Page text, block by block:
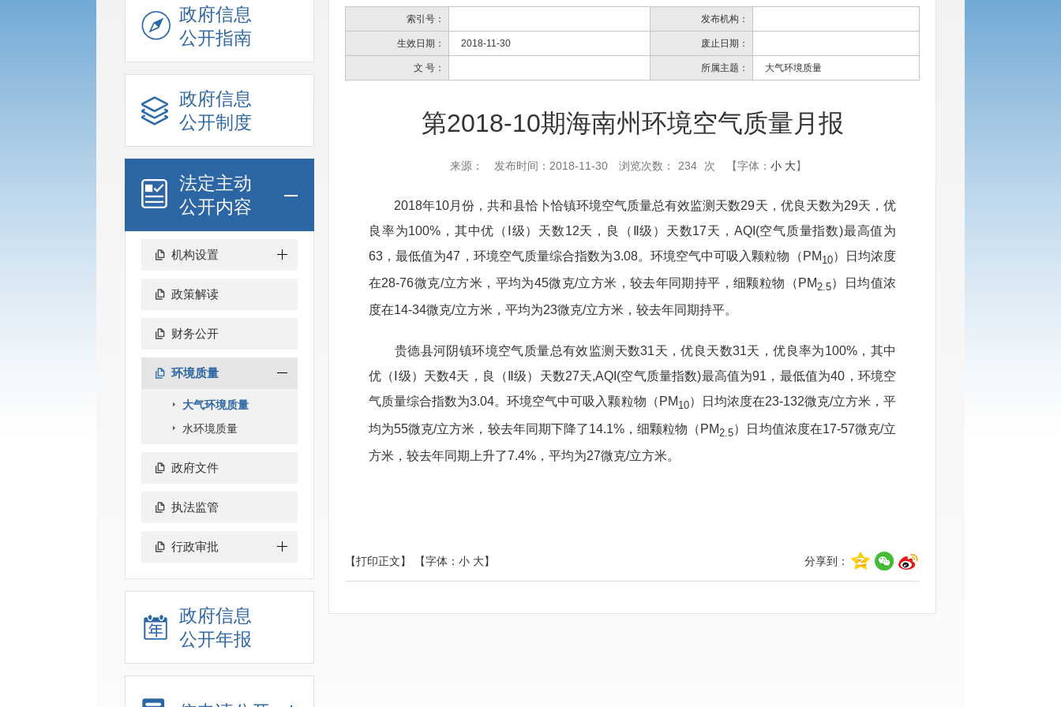
政府信息
公开指南
政府信息
公开制度
法定主动
公开内容
机构设置
政策解读
财务公开
环境质量
大气环境质量
水环境质量
政府文件
执法监管
行政审批
政府信息
公开年报
索引号： 发布机构：
生效日期： 2018-11-30 废止日期：
文 号： 所属主题： 大气环境质量
第2018-10期海南州环境空气质量月报
来源： 发布时间：2018-11-30 浏览次数： 234 次 【字体： 小 大】
2018年10月份，共和县恰卜恰镇环境空气质量总有效监测天数29天，优良天数为29天，优
良率为100%，其中优（Ⅰ级）天数12天，良（ Ⅱ级）天数17天， AQI(空气质量指数)最高值为
63 ，最低值为47 ，环境空气质量综合指数为3.08。环境空气中可吸入颗粒物（ PM 10）日均浓度
在28-76微克/立方米，平均为45微克/立方米，较去年同期持平 ，细颗粒物（ PM2.5）日均值浓
度在14-34微克/立方米，平均为23微克/立方米，较去年同期持平。
贵德县河阴镇环境空气质量总有效监测天数31天，优良天数31天，优良率为100%，其中
优（Ⅰ级）天数4天 ， 良（ Ⅱ级）天数27天,AQI(空气质量指数)最高值为91 ，最低值为40 ，环境空
气质量综合指数为3.04。环境空气中可吸入颗粒物（ PM 10）日均浓度在23-132微克/立方米，平
均为55微克/立方米，较去年同期下降了14.1% ，细颗粒物（ PM 2.5）日均值浓度在17-57微克/立
方米，较去年同期 上升了7.4%， 平均为27微克/立方米。
【打印正文】 分享到：
【字体： 小 大】